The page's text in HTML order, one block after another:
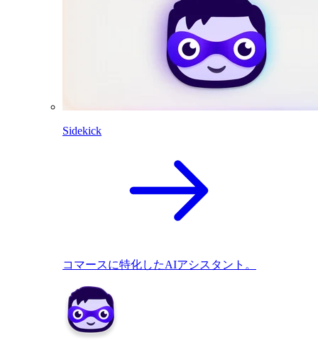
Sidekick
コマースに特化したAIアシスタント。